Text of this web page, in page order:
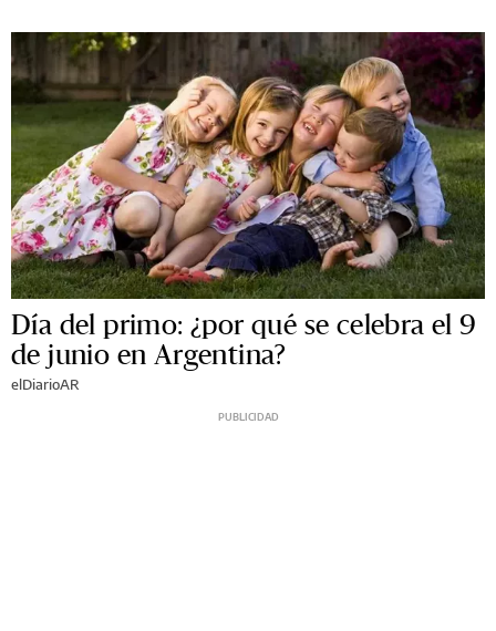
Día del primo: ¿por qué se celebra el 9
de junio en Argentina?
elDiarioAR